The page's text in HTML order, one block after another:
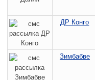
ДР Конго
Зимбабве